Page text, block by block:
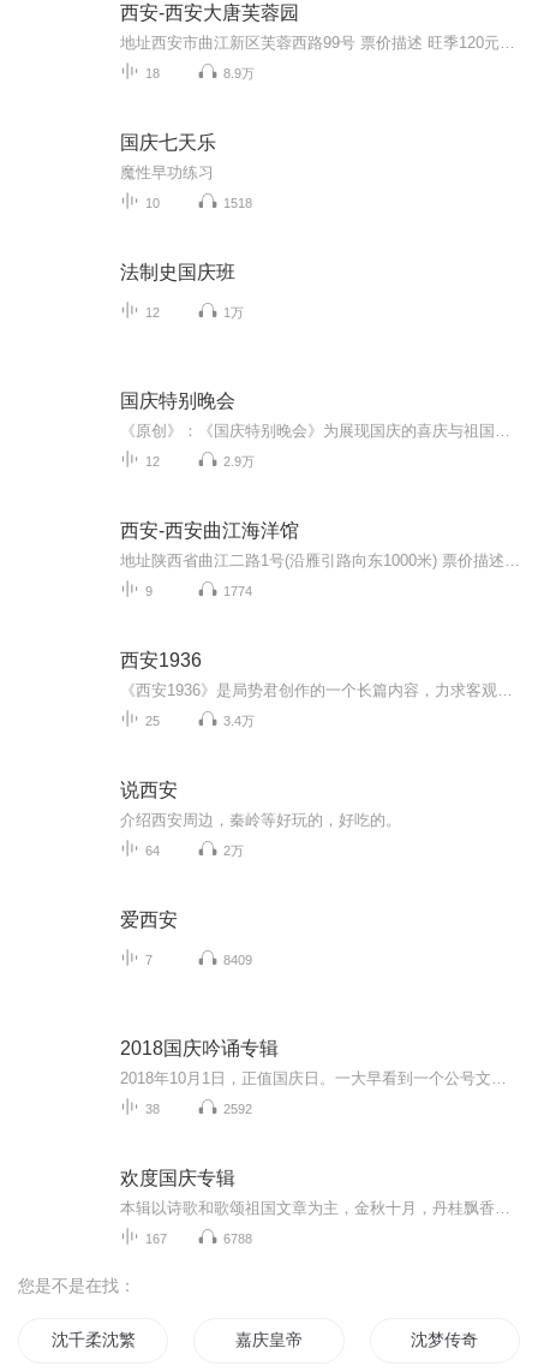
西安-西安大唐芙蓉园
18 8.9万
国庆七天乐
魔性早功练习
10 1518
法制史国庆班
12 1万
国庆特别晚会
12 2.9万
西安-西安曲江海洋馆
9 1774
西安1936
25 3.4万
说西安
介绍西安周边，秦岭等好玩的，好吃的。
64 2万
爱西安
7 8409
2018国庆吟诵专辑
38 2592
欢度国庆专辑
167 6788
您是不是在找：
沈千柔沈繁星 嘉庆皇帝 沈梦传奇